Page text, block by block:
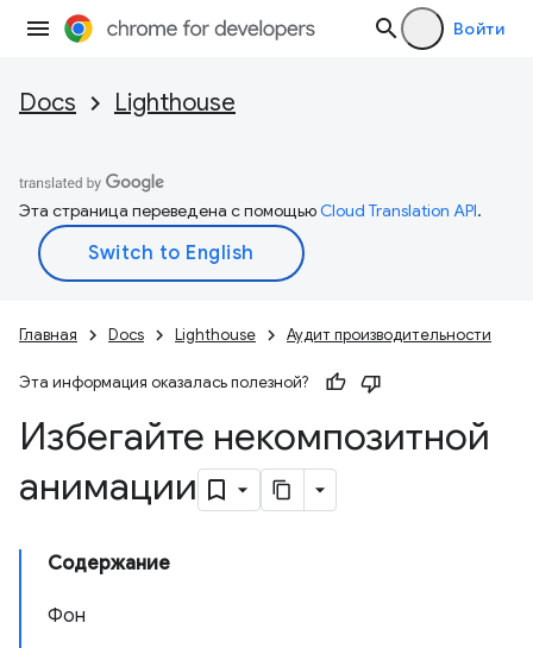
Войти
Docs Lighthouse
Эта страница переведена с помощьюCloud Translation API.
Главная Docs Lighthouse Аудит производительности
Эта информация оказалась полезной?
Избегайте некомпозитной
анимации
Содержание
Фон